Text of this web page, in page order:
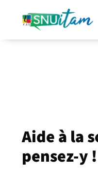
Aide à la
pensez-y !